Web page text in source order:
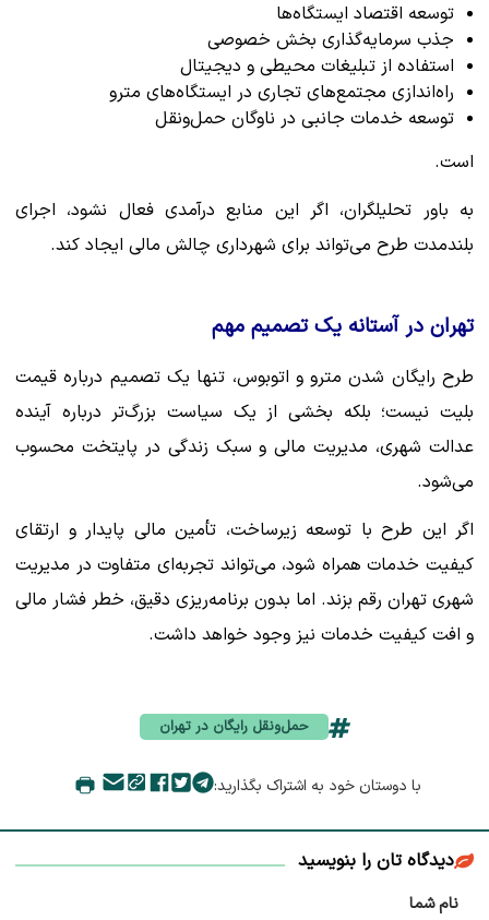
توسعه اقتصاد ایستگاه‌ها
جذب سرمایه‌گذاری بخش خصوصی
استفاده از تبلیغات محیطی و دیجیتال
راه‌اندازی مجتمع‌های تجاری در ایستگاه‌های مترو
توسعه خدمات جانبی در ناوگان حمل‌ونقل
است.
به باور تحلیلگران، اگر این منابع درآمدی فعال نشود، اجرای
بلندمدت طرح می‌تواند برای شهرداری چالش مالی ایجاد کند.
تهران در آستانه یک تصمیم مهم
طرح رایگان شدن مترو و اتوبوس، تنها یک تصمیم درباره قیمت
بلیت نیست؛ بلکه بخشی از یک سیاست بزرگ‌تر درباره آینده
عدالت شهری، مدیریت مالی و سبک زندگی در پایتخت محسوب
می‌شود.
اگر این طرح با توسعه زیرساخت، تأمین مالی پایدار و ارتقای
کیفیت خدمات همراه شود، می‌تواند تجربه‌ای متفاوت در مدیریت
شهری تهران رقم بزند. اما بدون برنامه‌ریزی دقیق، خطر فشار مالی
و افت کیفیت خدمات نیز وجود خواهد داشت.
حمل‌ونقل رایگان در تهران
با دوستان خود به اشتراک بگذارید:
دیدگاه تان را بنویسید
نام شما